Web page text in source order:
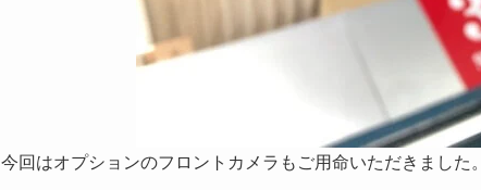
今回はオプションのフロントカメラもご用命いただきました。